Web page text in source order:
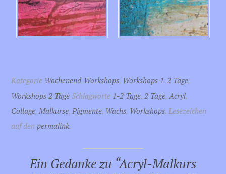
Kategorie Wochenend-Workshops, Workshops 1-2 Tage,
Workshops 2 Tage Schlagworte 1-2 Tage, 2 Tage, Acryl,
Collage, Malkurse, Pigmente, Wachs, Workshops. Lesezeichen
auf den permalink.
Ein Gedanke zu “Acryl-Malkurs